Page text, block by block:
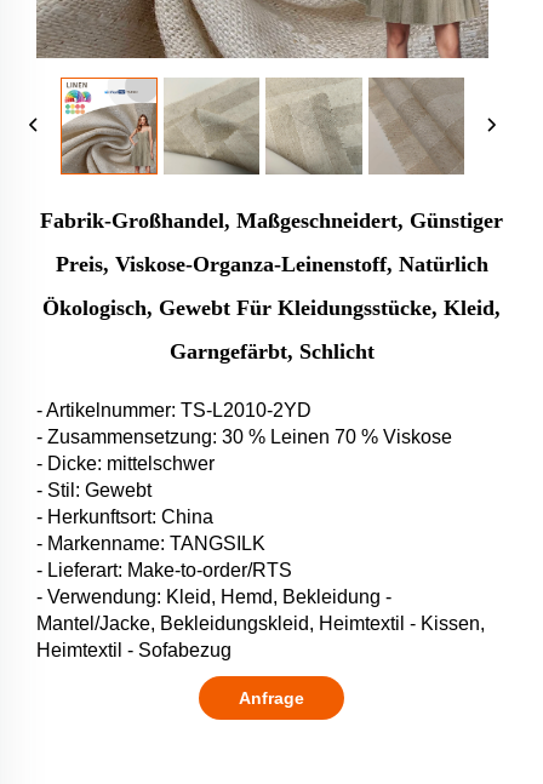
Fabrik-Großhandel, Maßgeschneidert, Günstiger
Preis, Viskose-Organza-Leinenstoff, Natürlich
Ökologisch, Gewebt Für Kleidungsstücke, Kleid,
Garngefärbt, Schlicht
- Artikelnummer: TS-L2010-2YD
- Zusammensetzung: 30 % Leinen 70 % Viskose
- Dicke: mittelschwer
- Stil: Gewebt
- Herkunftsort: China
- Markenname: TANGSILK
- Lieferart: Make-to-order/RTS
- Verwendung: Kleid, Hemd, Bekleidung -
Mantel/Jacke, Bekleidungskleid, Heimtextil - Kissen,
Heimtextil - Sofabezug
Anfrage